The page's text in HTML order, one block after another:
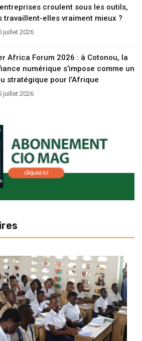
croulent sous les outils,
travaillent-elles vraiment mieux ?
juillet 2026
Africa Forum 2026 : à Cotonou, la
numérique s’impose comme un
stratégique pour l’Afrique
juillet 2026